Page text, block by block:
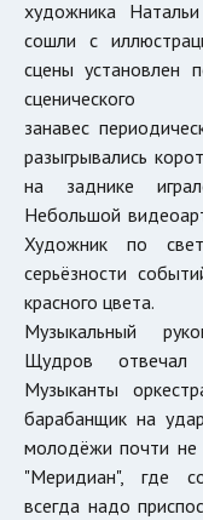
художника
сошли с
сцены установлен
сценического
занавес
разыгрывались
на заднике
Небольшой
Художник по
серьёзности
красного цвета.
Музыкальный
Щудров отвечал
Музыканты
барабанщик на
молодёжи почти не
"Меридиан", где
всегда надо